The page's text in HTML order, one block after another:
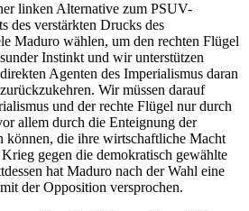
linken Alternative zum PSUV-
des verstärkten Drucks des
Maduro wählen, um den rechten Flügel
Instinkt und wir unterstützen
Agenten des Imperialismus daran
Wir müssen darauf
und der rechte Flügel nur durch
allem durch die Enteignung der
können, die ihre wirtschaftliche Macht
gegen die demokratisch gewählte
hat Maduro nach der Wahl eine
der Opposition versprochen.